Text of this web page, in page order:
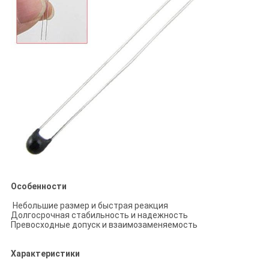
Особенности
Небольшие размер и быстрая реакция
Долгосрочная стабильность и надежность
Превосходные допуск и взаимозаменяемость
Характеристики